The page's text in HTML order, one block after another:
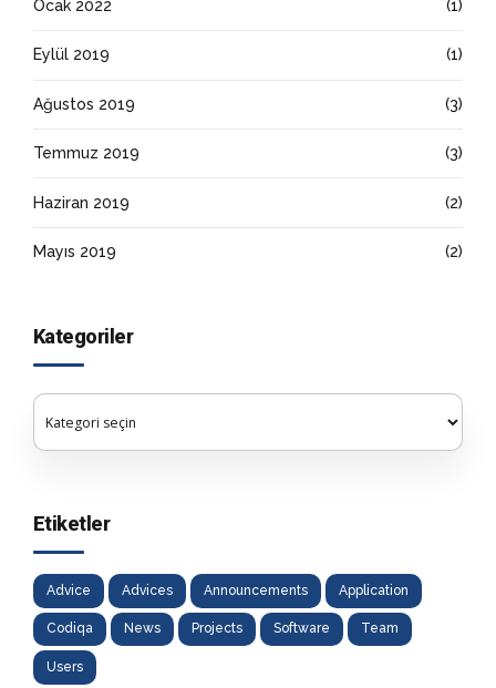
Ocak 2022 (1)
Eylül 2019 (1)
Ağustos 2019 (3)
Temmuz 2019 (3)
Haziran 2019 (2)
Mayıs 2019 (2)
Kategoriler
Etiketler
Advice Advices Announcements Application
Codiqa News Projects Software Team
Users